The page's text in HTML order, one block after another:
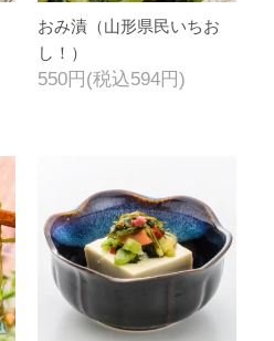
おみ漬（山形県民いちお
し！）
550円(税込594円)